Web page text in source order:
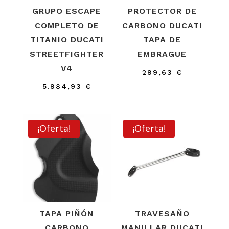
GRUPO ESCAPE
COMPLETO DE
TITANIO DUCATI
STREETFIGHTER
V4
5.984,93 €
PROTECTOR DE
CARBONO DUCATI
TAPA DE
EMBRAGUE
299,63 €
¡Oferta!
TAPA PIÑÓN
¡Oferta!
TRAVESAÑO